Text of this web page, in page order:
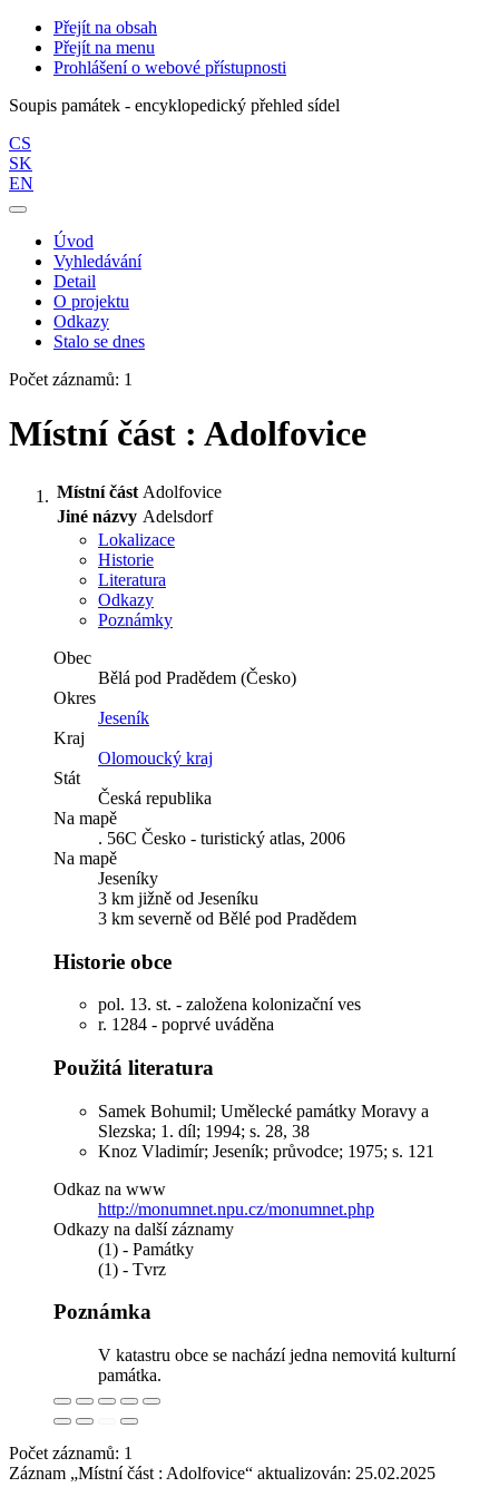
Přejít na obsah
Přejít na menu
Prohlášení o webové přístupnosti
Soupis památek - encyklopedický přehled sídel
CS
SK
EN
Úvod
Vyhledávání
Detail
O projektu
Odkazy
Stalo se dnes
Počet záznamů: 1
Místní část : Adolfovice
Místní část Adolfovice
Jiné názvy Adelsdorf
Lokalizace
Historie
Literatura
Odkazy
Poznámky
Obec
Bělá pod Pradědem (Česko)
Okres
Jeseník
Kraj
Olomoucký kraj
Stát
Česká republika
Na mapě
. 56C Česko - turistický atlas, 2006
Na mapě
Jeseníky
3 km jižně od Jeseníku
3 km severně od Bělé pod Pradědem
Historie obce
pol. 13. st. - založena kolonizační ves
r. 1284 - poprvé uváděna
Použitá literatura
Samek Bohumil; Umělecké památky Moravy a
Slezska; 1. díl; 1994; s. 28, 38
Knoz Vladimír; Jeseník; průvodce; 1975; s. 121
Odkaz na www
http://monumnet.npu.cz/monumnet.php
Odkazy na další záznamy
(1) - Památky
(1) - Tvrz
Poznámka
V katastru obce se nachází jedna nemovitá kulturní
památka.
Počet záznamů: 1
Záznam „Místní část : Adolfovice“ aktualizován: 25.02.2025